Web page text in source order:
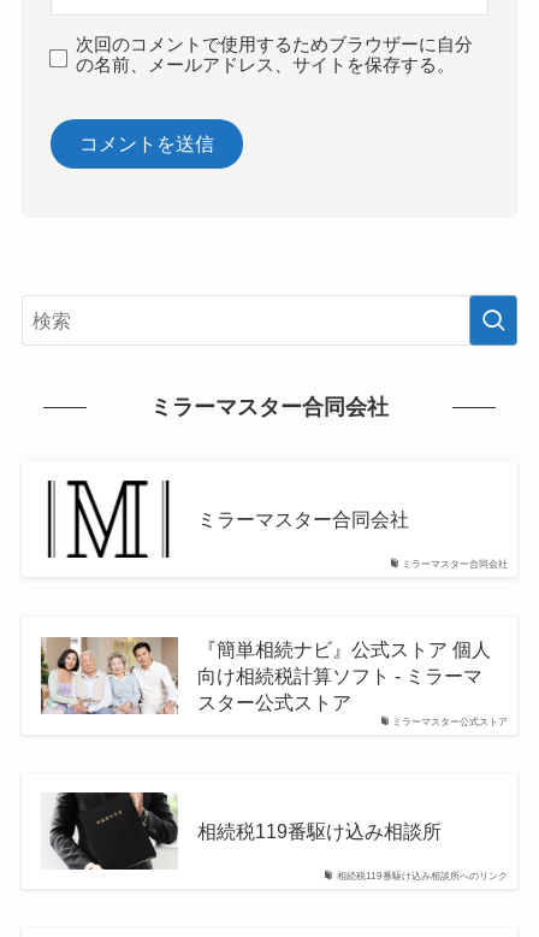
次回のコメントで使用するためブラウザーに自分
の名前、メールアドレス、サイトを保存する。
ミラーマスター合同会社
ミラーマスター合同会社
ミラーマスター合同会社
ミラーマスター公式ストア
『簡単相続ナビ』公式ストア 個人
向け相続税計算ソフト - ミラーマ
スター公式ストア
相続税119番駆け込み相談所へのリンク
相続税119番駆け込み相談所